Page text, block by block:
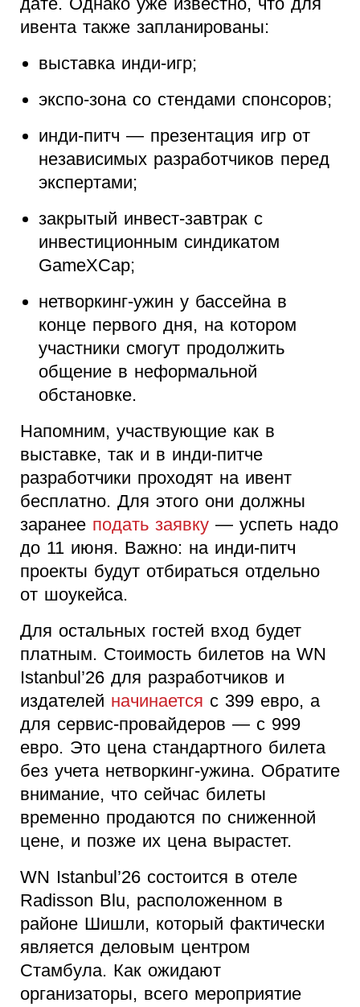
ивента также запланированы:
выставка инди-игр;
экспо-зона со стендами спонсоров;
инди-питч — презентация игр от
независимых разработчиков перед
экспертами;
закрытый инвест-завтрак с
инвестиционным синдикатом
GameXCap;
нетворкинг-ужин у бассейна в
конце первого дня, на котором
участники смогут продолжить
общение в неформальной
обстановке.
Напомним, участвующие как в
выставке, так и в инди-питче
разработчики проходят на ивент
бесплатно. Для этого они должны
заранее подать заявку — успеть надо
до 11 июня. Важно: на инди-питч
проекты будут отбираться отдельно
от шоукейса.
Для остальных гостей вход будет
платным. Стоимость билетов на WN
Istanbul’26 для разработчиков и
издателей начинается с 399 евро, а
для сервис-провайдеров — с 999
евро. Это цена стандартного билета
без учета нетворкинг-ужина. Обратите
внимание, что сейчас билеты
временно продаются по сниженной
цене, и позже их цена вырастет.
WN Istanbul’26 состоится в отеле
Radisson Blu, расположенном в
районе Шишли, который фактически
является деловым центром
Стамбула. Как ожидают
организаторы, всего мероприятие